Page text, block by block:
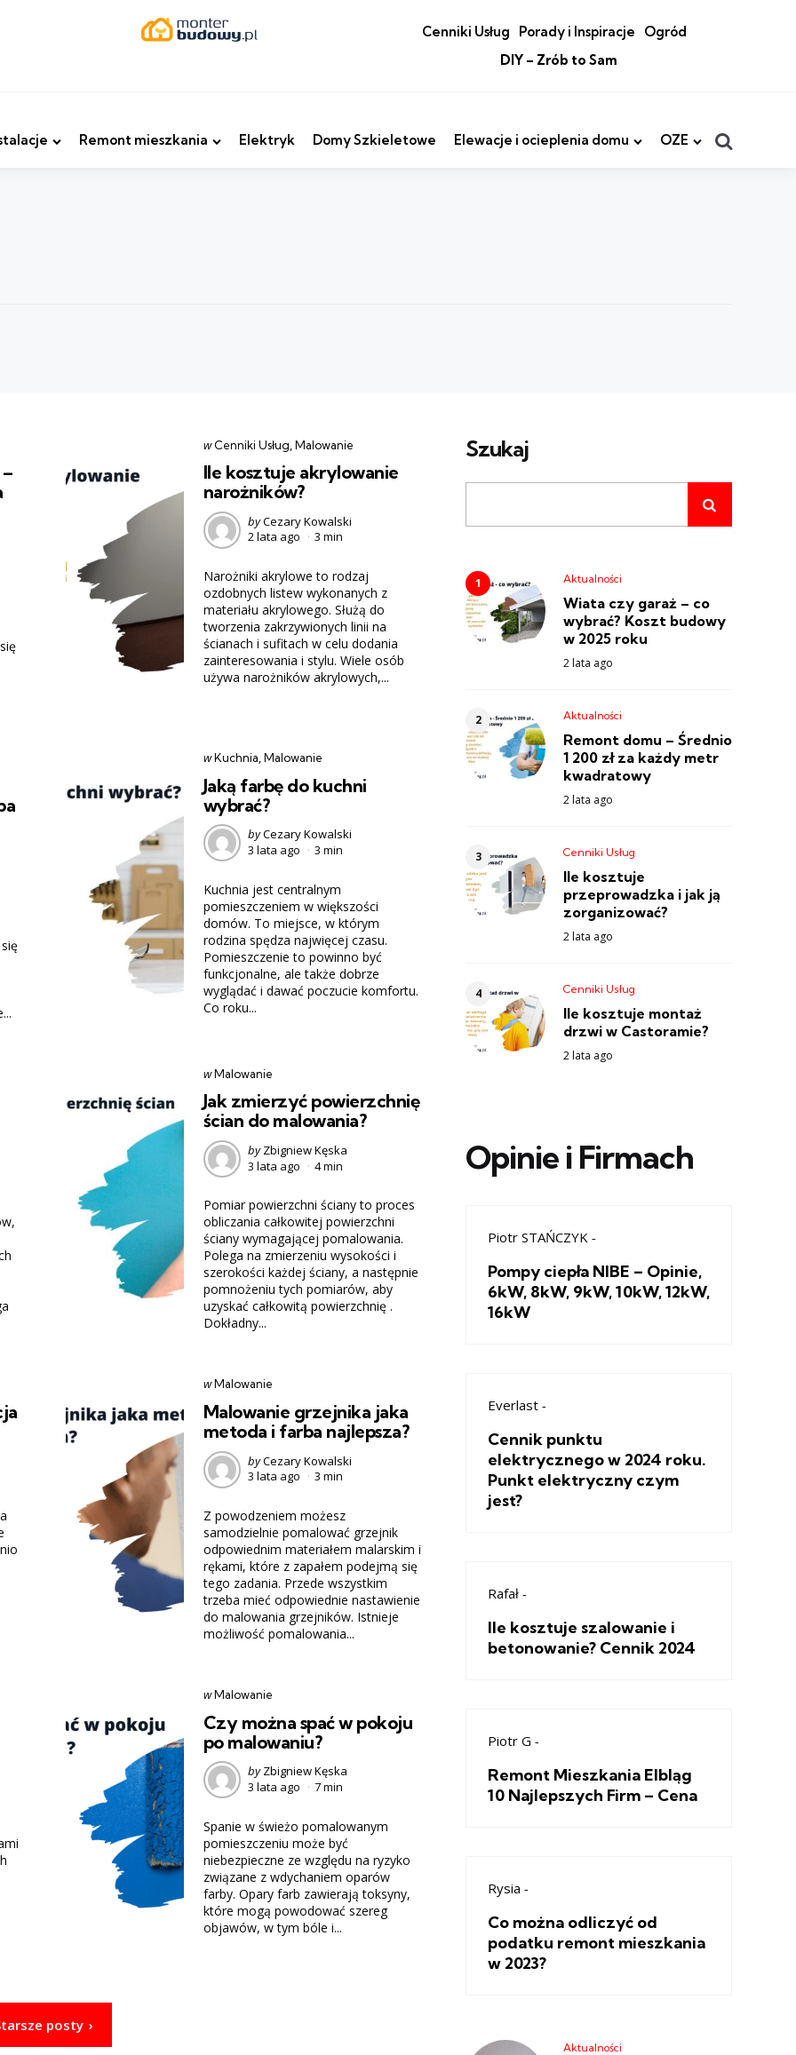
Cenniki Usług Porady i Inspiracje
Ogród
DIY – Zrób to Sam
Remont mieszkania Elektryk Domy Szkieletowe Elewacje i ocieplenia domu OZE
Categories
post
w Cenniki Usług Malowanie
Ile kosztuje akrylowanie
narożników?
Posted
by
byCezary Kowalski
2 lata ago
3 min
Narożniki akrylowe to rodzaj
ozdobnych listew wykonanych z
materiału akrylowego. Służą do
tworzenia zakrzywionych linii na
ścianach i sufitach w celu dodania
zainteresowania i stylu. Wiele osób
używa narożników akrylowych,...
Categories
post
w Kuchnia Malowanie
Jaką farbę do kuchni
wybrać?
Posted
by
byCezary Kowalski
3 lata ago
3 min
Kuchnia jest centralnym
pomieszczeniem w większości
domów. To miejsce, w którym
rodzina spędza najwięcej czasu.
Pomieszczenie to powinno być
funkcjonalne, ale także dobrze
wyglądać i dawać poczucie komfortu.
Co roku...
Categories
post
w Malowanie
Jak zmierzyć powierzchnię
ścian do malowania?
Posted
by
by Zbigniew Kęska
3 lata ago
4 min
Pomiar powierzchni ściany to proces
obliczania całkowitej powierzchni
ściany wymagającej pomalowania.
Polega na zmierzeniu wysokości i
szerokości każdej ściany, a następnie
pomnożeniu tych pomiarów, aby
uzyskać całkowitą powierzchnię .
Dokładny...
Categories
post
w Malowanie
Malowanie grzejnika jaka
metoda i farba najlepsza?
Posted
by
byCezary Kowalski
3 lata ago
3 min
Z powodzeniem możesz
samodzielnie pomalować grzejnik
odpowiednim materiałem malarskim i
rękami, które z zapałem podejmą się
tego zadania. Przede wszystkim
trzeba mieć odpowiednie nastawienie
do malowania grzejników. Istnieje
możliwość pomalowania...
Categories
post
w Malowanie
Czy można spać w pokoju
po malowaniu?
Posted
by
by Zbigniew Kęska
3 lata ago
7 min
Spanie w świeżo pomalowanym
pomieszczeniu może być
niebezpieczne ze względu na ryzyko
związane z wdychaniem oparów
farby. Opary farb zawierają toksyny,
które mogą powodować szereg
objawów, w tym bóle i...
posty
Szukaj
Aktualności
Wiata czy garaż – co
wybrać? Koszt budowy
w 2025 roku
2 lata ago
Aktualności
Remont domu – Średnio
1 200 zł za każdy metr
kwadratowy
2 lata ago
Cenniki Usług
Ile kosztuje
przeprowadzka i jak ją
zorganizować?
2 lata ago
Cenniki Usług
Ile kosztuje montaż
drzwi w Castoramie?
2 lata ago
Opinie i Firmach
Piotr STAŃCZYK -
Pompy ciepła NIBE – Opinie,
6kW, 8kW, 9kW, 10kW, 12kW,
16kW
Everlast -
Cennik punktu
elektrycznego w 2024 roku.
Punkt elektryczny czym
jest?
Rafał -
Ile kosztuje szalowanie i
betonowanie? Cennik 2024
Piotr G -
Remont Mieszkania Elbląg
10 Najlepszych Firm – Cena
Rysia -
Co można odliczyć od
podatku remont mieszkania
w 2023?
Aktualności